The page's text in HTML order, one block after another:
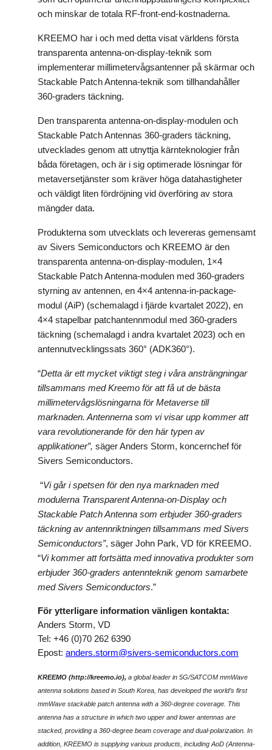
och minskar de totala RF-front-end-kostnaderna.
KREEMO har i och med detta visat världens första
transparenta antenna-on-display-teknik som
implementerar millimetervågsantenner på skärmar och
Stackable Patch Antenna-teknik som tillhandahåller
360-graders täckning.
Den transparenta antenna-on-display-modulen och
Stackable Patch Antennas 360-graders täckning,
utvecklades genom att utnyttja kärnteknologier från
båda företagen, och är i sig optimerade lösningar för
metaversetjänster som kräver höga datahastigheter
och väldigt liten fördröjning vid överföring av stora
mängder data.
Produkterna som utvecklats och levereras gemensamt
av Sivers Semiconductors och KREEMO är den
transparenta antenna-on-display-modulen, 1×4
Stackable Patch Antenna-modulen med 360-graders
styrning av antennen, en 4×4 antenna-in-package-
modul (AiP) (schemalagd i fjärde kvartalet 2022), en
4×4 stapelbar patchantennmodul med 360-graders
täckning (schemalagd i andra kvartalet 2023) och en
antennutvecklingssats 360° (ADK360°).
“Detta är ett mycket viktigt steg i våra ansträngningar
tillsammans med Kreemo för att få ut de bästa
millimetervågslösningarna för Metaverse till
marknaden. Antennerna som vi visar upp kommer att
vara revolutionerande för den här typen av
applikationer”, säger Anders Storm, koncernchef för
Sivers Semiconductors.
“Vi går i spetsen för den nya marknaden med
modulerna Transparent Antenna-on-Display och
Stackable Patch Antenna som erbjuder 360-graders
täckning av antennriktningen tillsammans med Sivers
Semiconductors”, säger John Park, VD för KREEMO.
“Vi kommer att fortsätta med innovativa produkter som
erbjuder 360-graders antennteknik genom samarbete
med Sivers Semiconductors.”
För ytterligare information vänligen kontakta:
Anders Storm, VD
Tel: +46 (0)70 262 6390
Epost: anders.storm@sivers-semiconductors.com
KREEMO (http://kreemo.io), a global leader in 5G/SATCOM mmWave
antenna solutions based in South Korea, has developed the world’s first
mmWave stackable patch antenna with a 360-degree coverage. This
antenna has a structure in which two upper and lower antennas are
stacked, providing a 360-degree beam coverage and dual-polarization. In
addition, KREEMO is supplying various products, including AoD (Antenna-